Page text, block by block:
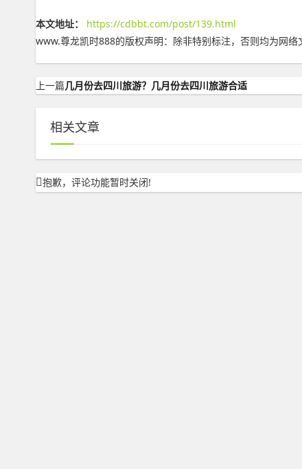
本文地址：
https://cdbbt.com/post/139.html
www.尊龙凯时888的版权声明： 除非特别标注，否则均为网络
上一篇几月份去四川旅游？几月份去四川旅游合适
相关文章
抱歉，评论功能暂时关闭!